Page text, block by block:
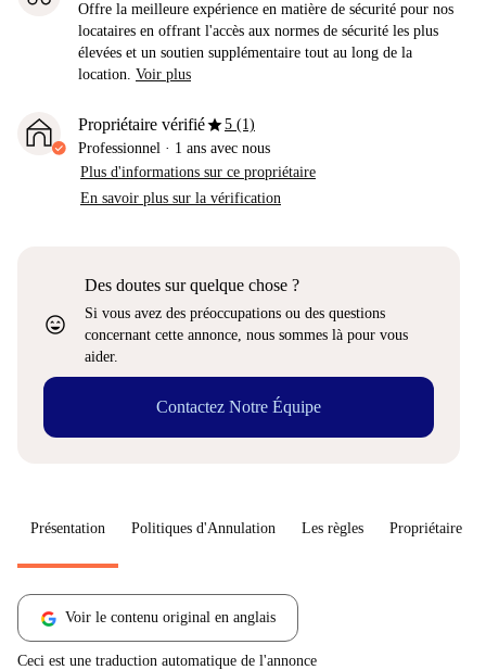
Offre la meilleure expérience en matière de sécurité pour nos
locataires en offrant l'accès aux normes de sécurité les plus
élevées et un soutien supplémentaire tout au long de la
location. Voir plus
Propriétaire vérifiéstar5 (1)
Professionnel · 1 ans avec nous
Plus d'informations sur ce propriétaire
En savoir plus sur la vérification
sentiment_very_satisfied
Des doutes sur quelque chose ?
Si vous avez des préoccupations ou des questions
concernant cette annonce, nous sommes là pour vous
aider.
Contactez Notre Équipe
Présentation Politiques d'Annulation Les règles Propriétaire
Voir le contenu original en anglais
Ceci est une traduction automatique de l'annonce